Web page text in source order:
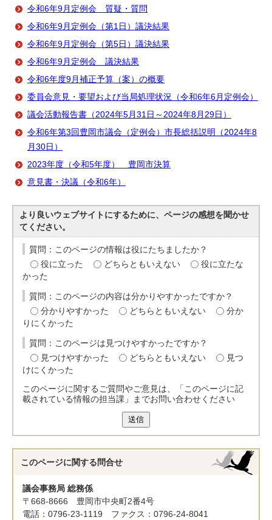
令和6年9月定例会 質疑・質問
令和6年9月定例会（第1日）議決結果
令和6年9月定例会（第5日）議決結果
令和6年9月定例会 議決結果
令和6年度9月補正予算（案）の概要
委員会意見・要望および当局処理状況（令和6年6月定例会）
議会活動報告書（2024年5月31日～2024年8月29日）
令和6年第3回豊岡市議会（定例会）市長総括説明（2024年8
月30日）
2023年度（令和5年度） 豊岡市決算
意見書・決議（令和6年）
より良いウェブサイトにするために、ページの感想を聞かせ
てください。
質問：このページの情報は役にたちましたか？
役に立った
どちらともいえない
役に立たな
かった
質問：このページの内容は分かりやすかったですか？
分かりやすかった
どちらともいえない
分か
りにくかった
質問：このページは見つけやすかったですか？
見つけやすかった
どちらともいえない
見つ
けにくかった
このページに関するご質問やご意見は、「このページに記
載されている情報の担当課」までお問い合わせください
送信
このページに関する 問合せ
議会事務局 総務係
〒668-8666 豊岡市中央町2番4号
電話：0796-23-1119 ファクス：0796-24-8041